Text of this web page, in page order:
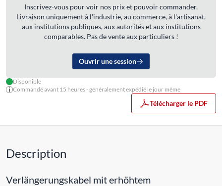
Inscrivez-vous pour voir nos prix et pouvoir commander.
Livraison uniquement à l'industrie, au commerce, à l'artisanat,
aux institutions publiques, aux autorités et aux institutions
comparables. Pas de vente aux particuliers !
Ouvrir une session
Disponible
Commandé avant 15 heures - généralement expédié le jour même
Télécharger le PDF
Description
Verlängerungskabel mit erhöhtem